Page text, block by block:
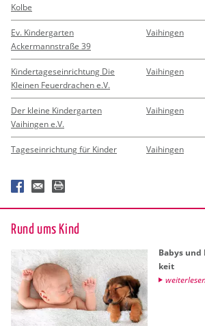
Kolbe
Ev. Kindergarten
Ackermannstraße 39
Vaihingen
Kindertageseinrichtung Die
Kleinen Feuerdrachen e.V.
Vaihingen
Der kleine Kindergarten
Vaihingen e.V.
Vaihingen
Tageseinrichtung für Kinder Vaihingen
Rund ums Kind
Babys und
keit